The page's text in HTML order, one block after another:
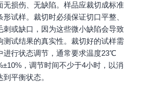
无损伤、无缺陷。样品应裁切成标准
试样。裁切时必须保证切口平整、
刺或缺口，因为这些微小缺陷会导致
测试结果的真实性。裁切好的试样需
进行状态调节，通常要求温度23℃
，调节时间不少于4小时，以消
平衡状态。